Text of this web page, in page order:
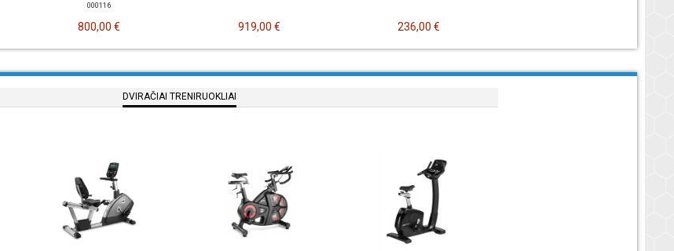
000116
800,00 € 919,00 € 236,00 €
DVIRAČIAI TRENIRUOKLIAI